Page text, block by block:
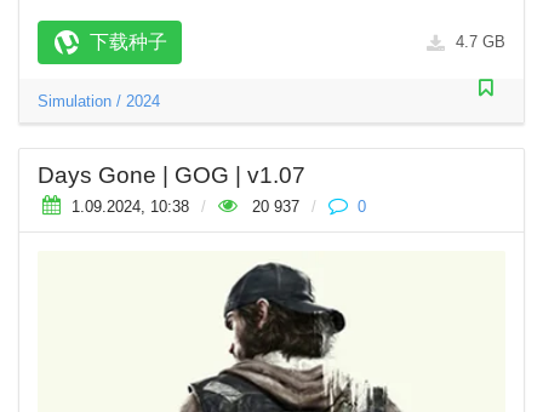
下载种子 4.7 GB
Simulation / 2024
Days Gone | GOG | v1.07
1.09.2024, 10:38 / 20 937 / 0